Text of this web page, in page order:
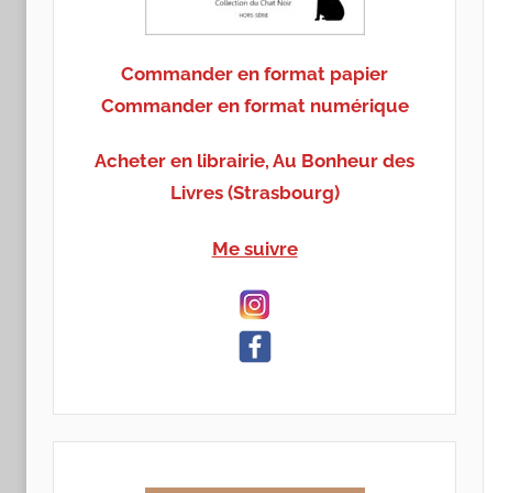
Commander en format papier
Commander en format numérique
Acheter en librairie, Au Bonheur des
Livres (Strasbourg)
Me suivre